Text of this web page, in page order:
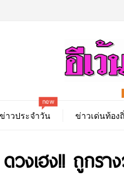
ข่าวประจำวัน
new
ข่าวเด่นท้อง
เฮง!! ถูกราง